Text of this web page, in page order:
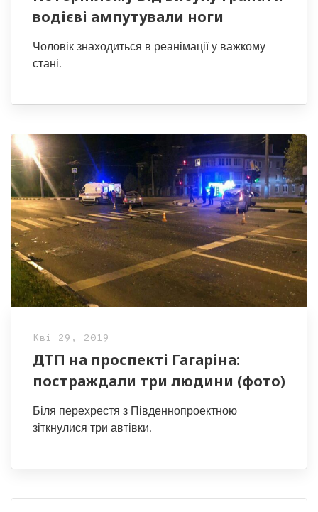
водієві ампутували ноги
Чоловік знаходиться в реанімації у важкому
стані.
Кві 29, 2019
ДТП на проспекті Гагаріна:
постраждали три людини (фото)
Біля перехрестя з Південнопроектною
зіткнулися три автівки.